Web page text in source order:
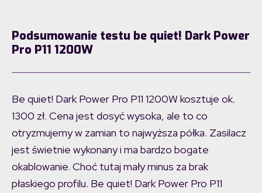
Podsumowanie testu be quiet! Dark Power
Pro P11 1200W
Be quiet! Dark Power Pro P11 1200W kosztuje ok.
1300 zł. Cena jest dosyć wysoka, ale to co
otryzmujemy w zamian to najwyższa półka. Zasilacz
jest świetnie wykonany i ma bardzo bogate
okablowanie. Choć tutaj mały minus za brak
płaskiego profilu. Be quiet! Dark Power Pro P11